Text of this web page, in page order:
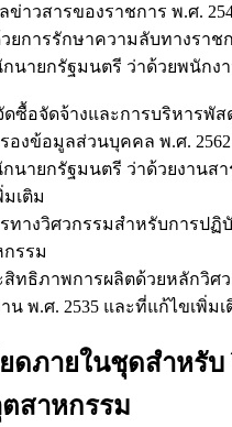
ข่าวสารของราชการ พ.ศ.
วยการรักษาความลับทางราช
กนายกรัฐมนตรี ว่าด้วยพนักง
ดซื้อจัดจ้างและการบริหารพัส
องข้อมูลส่วนบุคคล พ.ศ. 2562
กนายกรัฐมนตรี ว่าด้วยงานส
เติม
ทางวิศวกรรมสำหรับการปฏิ
รรม
สิทธิภาพการผลิตด้วยหลักวิศ
น พ.ศ. 2535 และที่แก้ไขเพิ่มเ
ยดภายในชุดสำหรับ
ตสาหกรรม